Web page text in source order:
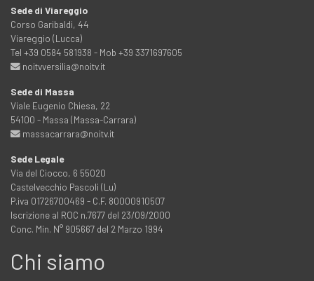
Sede di Viareggio
Corso Garibaldi, 44
Viareggio (Lucca)
Tel +39 0584 581938 - Mob +39 3371697605
noitvversilia@noitv.it
Sede di Massa
Viale Eugenio Chiesa, 22
54100 - Massa (Massa-Carrara)
massacarrara@noitv.it
Sede Legale
Via del Ciocco, 6 55020
Castelvecchio Pascoli (Lu)
P.iva 01726700469 - C.F. 80000910507
Iscrizione al ROC n.7677 del 23/09/2000
Conc. Min. N° 905667 del 2 Marzo 1994
Chi siamo